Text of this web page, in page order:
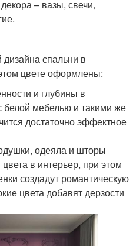
– вазы, свечи,
спальни в
цвете оформлены:
и глубины в
белой мебелью и такими же
достаточно эффектное
одеяла и шторы
в интерьер, при этом
создадут романтическую
цвета добавят дерзости